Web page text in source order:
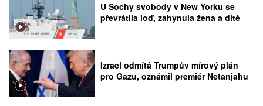
U Sochy svobody v New Yorku se
převrátila loď, zahynula žena a dítě
Izrael odmítá Trumpův mírový plán
pro Gazu, oznámil premiér Netanjahu